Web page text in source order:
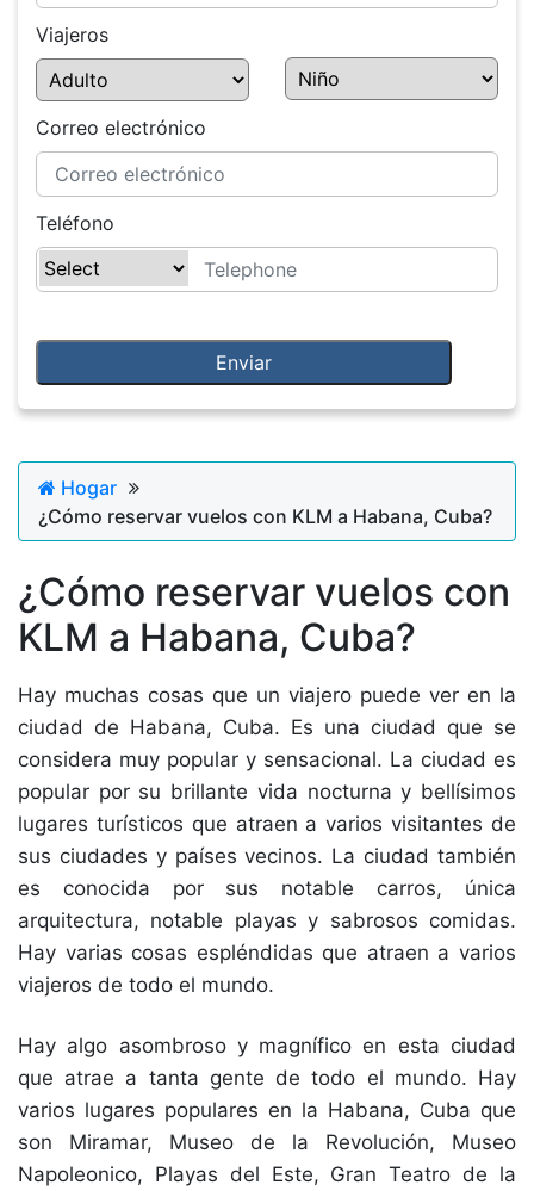
Viajeros
Correo electrónico
Teléfono
Hogar
¿Cómo reservar vuelos con KLM a Habana, Cuba?
¿Cómo reservar vuelos con
KLM a Habana, Cuba?
Hay muchas cosas que un viajero puede ver en la
ciudad de Habana, Cuba. Es una ciudad que se
considera muy popular y sensacional. La ciudad es
popular por su brillante vida nocturna y bellísimos
lugares turísticos que atraen a varios visitantes de
sus ciudades y países vecinos. La ciudad también
es conocida por sus notable carros, única
arquitectura, notable playas y sabrosos comidas.
Hay varias cosas espléndidas que atraen a varios
viajeros de todo el mundo.
Hay algo asombroso y magnífico en esta ciudad
que atrae a tanta gente de todo el mundo. Hay
varios lugares populares en la Habana, Cuba que
son Miramar, Museo de la Revolución, Museo
Napoleonico, Playas del Este, Gran Teatro de la